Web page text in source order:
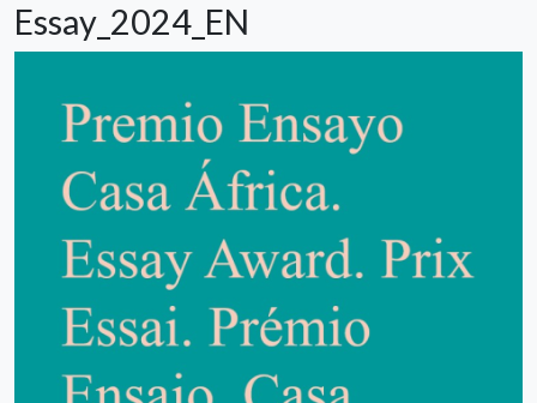
Essay_2024_EN